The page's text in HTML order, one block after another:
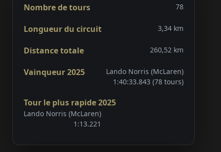
Nombre de tours 78
Longueur du circuit 3,34 km
Distance totale 260,52 km
Vainqueur 2025
Lando Norris (McLaren)
1:40:33.843 (78 tours)
Tour le plus rapide 2025
Lando Norris (McLaren)
1:13.221